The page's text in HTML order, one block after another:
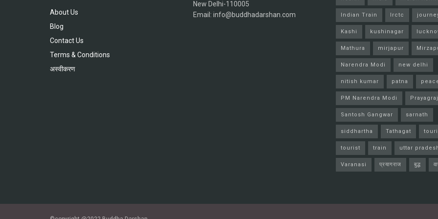
About Us
Blog
Contact Us
Terms & Conditions
अस्वीकरण
New Delhi-110005
Email: info@buddhadarshan.com
Indian Train Irctc
Kashi kushinagar
Mathura mirjapur
Narendra Modi new delhi
nitish kumar patna
PM Narendra Modi Prayagraj
Santosh Gangwar sarnath
siddhartha Tathagat
tourist train uttar
Varanasi प्रयागराज बुद्ध